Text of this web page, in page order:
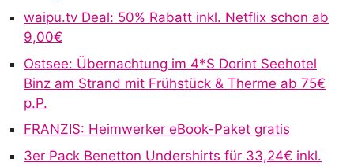
t waipu.tv Deal: 50% Rabatt inkl. Netflix schon ab
9,00€
Ostsee: Übernachtung im 4*S Dorint Seehotel
Binz am Strand mit Frühstück & Therme ab 75€
p.P.
FRANZIS: Heimwerker eBook-Paket gratis
3er Pack Benetton Undershirts für 33,24€ inkl.